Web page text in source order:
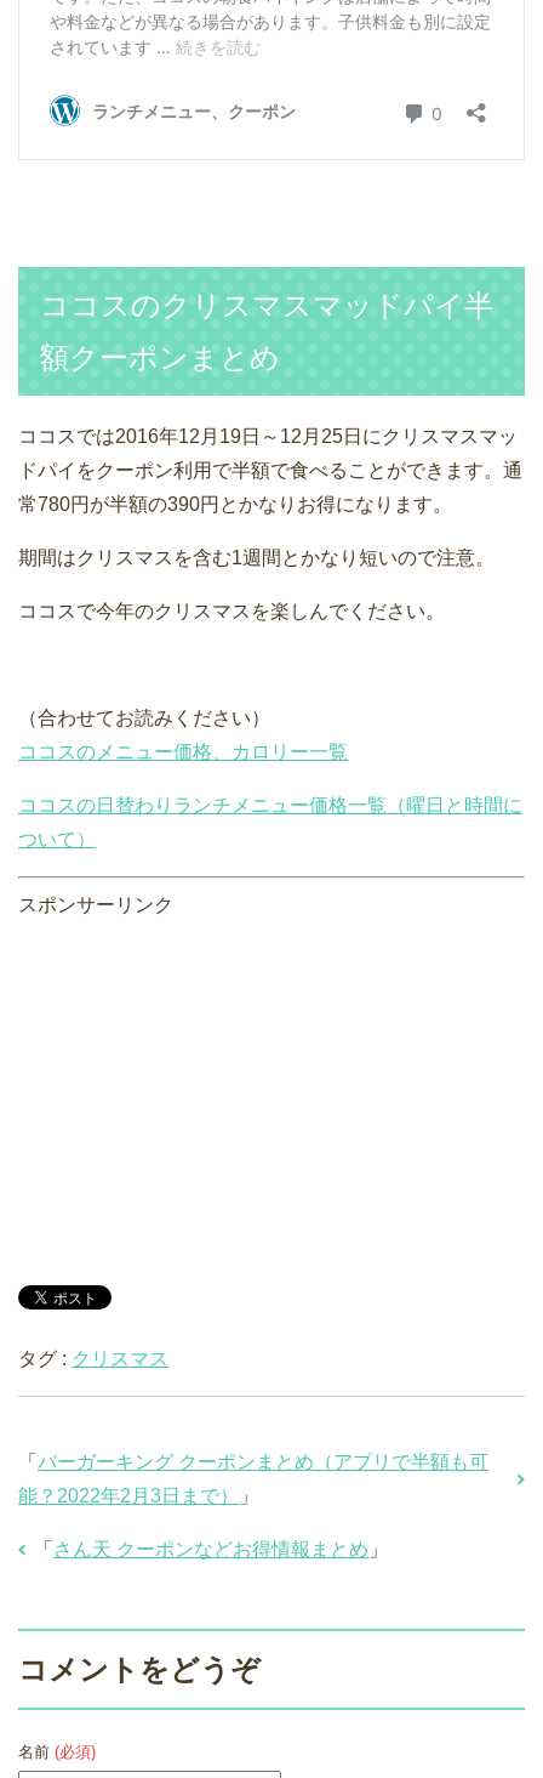
ココスのクリスマスマッドパイ半
額クーポンまとめ
ココスでは2016年12月19日～12月25日にクリスマスマッ
ドパイをクーポン利用で半額で食べることができます。通
常780円が半額の390円とかなりお得になります。
期間はクリスマスを含む1週間とかなり短いので注意。
ココスで今年のクリスマスを楽しんでください。
（合わせてお読みください）
ココスのメニュー価格、カロリー一覧
ココスの日替わりランチメニュー価格一覧（曜日と時間に
ついて）
スポンサーリンク
タグ : クリスマス
「 バーガーキング クーポンまとめ（アプリで半額も可
能？2022年2月3日まで）
」
「 さん天 クーポンなどお得情報まとめ 」
コメントをどうぞ
名前 (必須)